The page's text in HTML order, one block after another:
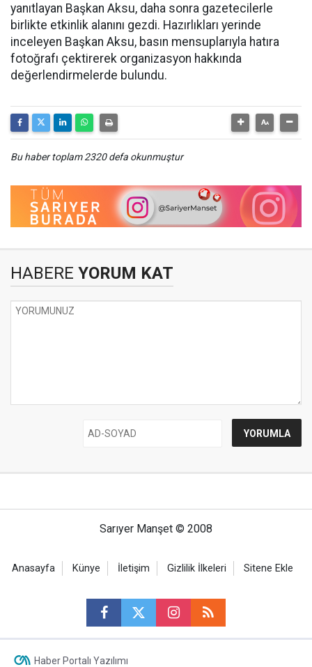
yanıtlayan Başkan Aksu, daha sonra gazetecilerle
birlikte etkinlik alanını gezdi. Hazırlıkları yerinde
inceleyen Başkan Aksu, basın mensuplarıyla hatıra
fotoğrafı çektirerek organizasyon hakkında
değerlendirmelerde bulundu.
Bu haber toplam 2320 defa okunmuştur
HABERE YORUM KAT
Sarıyer Manşet © 2008
Anasayfa Künye İletişim Gizlilik İlkeleri Sitene Ekle
Haber Portalı Yazılımı